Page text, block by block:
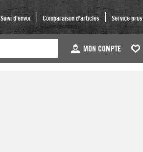
Suivi d'envoi Comparaison d'articles Service pros
MON COMPTE